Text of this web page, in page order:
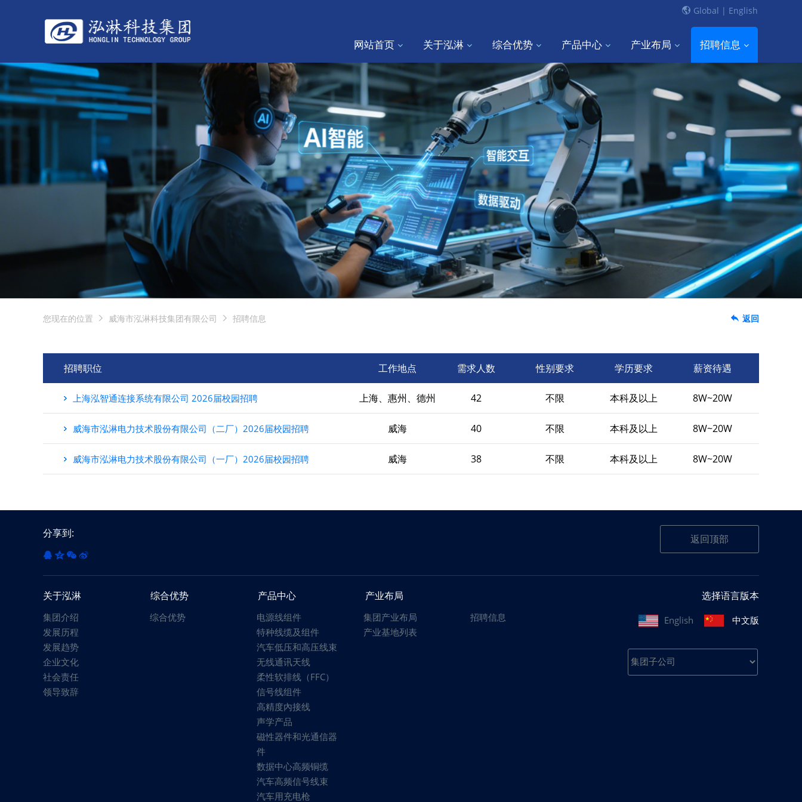
Global | English
网站首页 关于泓淋 综合优势 产品中心 产业布局 招聘信息
您现在的位置 威海市泓淋科技集团有限公司 招聘信息 返回
招聘职位 工作地点 需求人数 性别要求 学历要求 薪资待遇
上海泓智通连接系统有限公司 2026届校园招聘 上海、惠州、德州 42 不限 本科及以上 8W~20W
威海市泓淋电力技术股份有限公司（二厂）2026届校园招聘 威海 40 不限 本科及以上 8W~20W
威海市泓淋电力技术股份有限公司（一厂）2026届校园招聘 威海 38 不限 本科及以上 8W~20W
分享到: 返回顶部
关于泓淋 综合优势 产品中心 产业布局
集团介绍
发展历程
发展趋势
企业文化
社会责任
领导致辞
综合优势
电源线组件
特种线缆及组件
汽车低压和高压线束
无线通讯天线
柔性软排线（FFC）
信号线组件
高精度內接线
声学产品
磁性器件和光通信器
件
数据中心高频铜缆
汽车高频信号线束
汽车用充电枪
集团产业布局
产业基地列表
招聘信息
选择语言版本
English 中文版